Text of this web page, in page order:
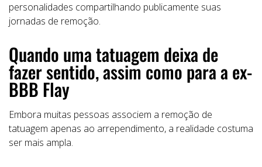
personalidades compartilhando publicamente suas
jornadas de remoção.
Quando uma tatuagem deixa de
fazer sentido, assim como para a ex-
BBB Flay
Embora muitas pessoas associem a remoção de
tatuagem apenas ao arrependimento, a realidade costuma
ser mais ampla.